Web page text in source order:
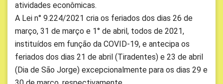
atividades econômicas.
A Lei n° 9.224/2021 cria os feriados dos dias 26 de
março, 31 de março e 1° de abril, todos de 2021,
instituídos em função da COVID-19, e antecipa os
feriados dos dias 21 de abril (Tiradentes) e 23 de abril
(Dia de São Jorge) excepcionalmente para os dias 29 e